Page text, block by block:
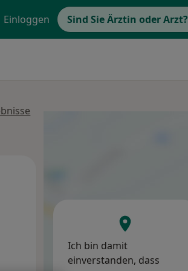
Einloggen Sind Sie Ärztin oder Arzt?
Ich bin damit
einverstanden, dass